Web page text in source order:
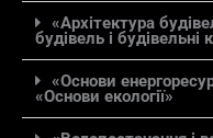
«Архітектура
будівель і будівельні
«Основи
«Основи екології»